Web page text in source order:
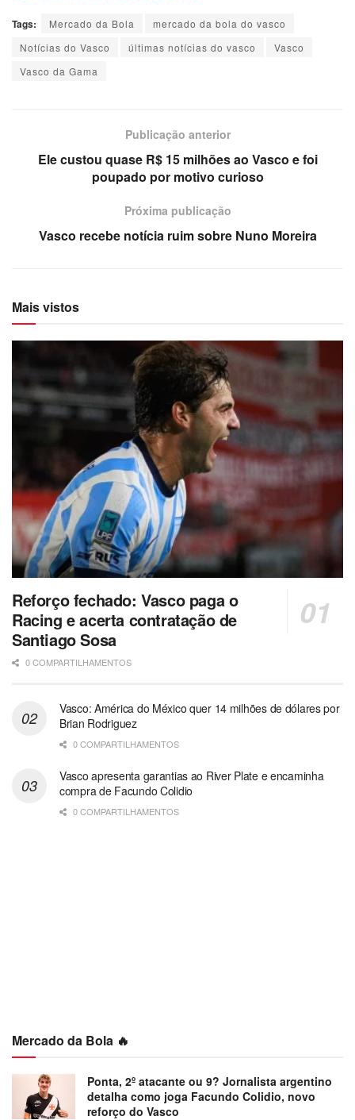
Tags: Mercado da Bola
mercado da bola do vasco
Notícias do Vasco
últimas notícias do vasco
Vasco
Vasco da Gama
Publicação anterior
Ele custou quase R$ 15 milhões ao Vasco e foi
poupado por motivo curioso
Próxima publicação
Vasco recebe notícia ruim sobre Nuno Moreira
Mais vistos
Reforço fechado: Vasco paga o
Racing e acerta contratação de
Santiago Sosa
0 COMPARTILHAMENTOS
Vasco: América do México quer 14 milhões de dólares por
Brian Rodriguez
0 COMPARTILHAMENTOS
Vasco apresenta garantias ao River Plate e encaminha
compra de Facundo Colidio
0 COMPARTILHAMENTOS
Mercado da Bola 🔥
Ponta, 2º atacante ou 9? Jornalista argentino
detalha como joga Facundo Colidio, novo
reforço do Vasco